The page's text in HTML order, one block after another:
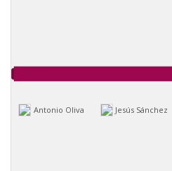
Antonio Oliva Jesús Sánchez